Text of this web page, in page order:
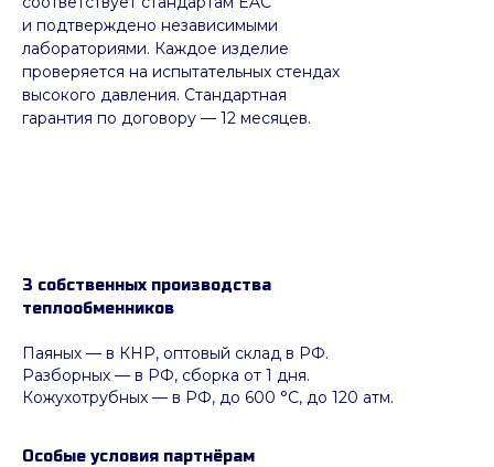
и подтверждено независимыми
лабораториями. Каждое изделие
проверяется на испытательных стендах
высокого давления. Стандартная
гарантия по договору — 12 месяцев.
3 собственных производства
теплообменников
Паяных — в КНР, оптовый склад в РФ.
Разборных — в РФ, сборка от 1 дня.
Кожухотрубных — в РФ, до 600 °C, до 120 атм.
Особые условия партнёрам